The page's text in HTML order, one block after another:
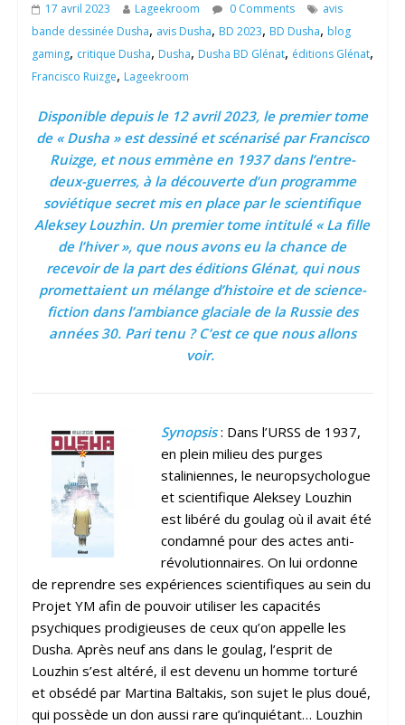
17 avril 2023 Lageekroom 0 Comments
avis
bande dessinée Dusha, avis Dusha, BD 2023, BD Dusha, blog
gaming, critique Dusha, Dusha, Dusha BD Glénat, éditions Glénat,
Francisco Ruizge, Lageekroom
Disponible depuis le 12 avril 2023, le premier tome
de « Dusha » est dessiné et scénarisé par Francisco
Ruizge, et nous emmène en 1937 dans l’entre-
deux-guerres, à la découverte d’un programme
soviétique secret mis en place par le scientifique
Aleksey Louzhin. Un premier tome intitulé « La fille
de l’hiver », que nous avons eu la chance de
recevoir de la part des éditions Glénat, qui nous
promettaient un mélange d’histoire et de science-
fiction dans l’ambiance glaciale de la Russie des
années 30. Pari tenu ? C’est ce que nous allons
voir.
Synopsis: Dans l’URSS de 1937,
en plein milieu des purges
staliniennes, le neuropsychologue
et scientifique Aleksey Louzhin
est libéré du goulag où il avait été
condamné pour des actes anti-
révolutionnaires. On lui ordonne
de reprendre ses expériences scientifiques au sein du
Projet YM afin de pouvoir utiliser les capacités
psychiques prodigieuses de ceux qu’on appelle les
Dusha. Après neuf ans dans le goulag, l’esprit de
Louzhin s’est altéré, il est devenu un homme torturé
et obsédé par Martina Baltakis, son sujet le plus doué,
qui possède un don aussi rare qu’inquiétant… Louzhin